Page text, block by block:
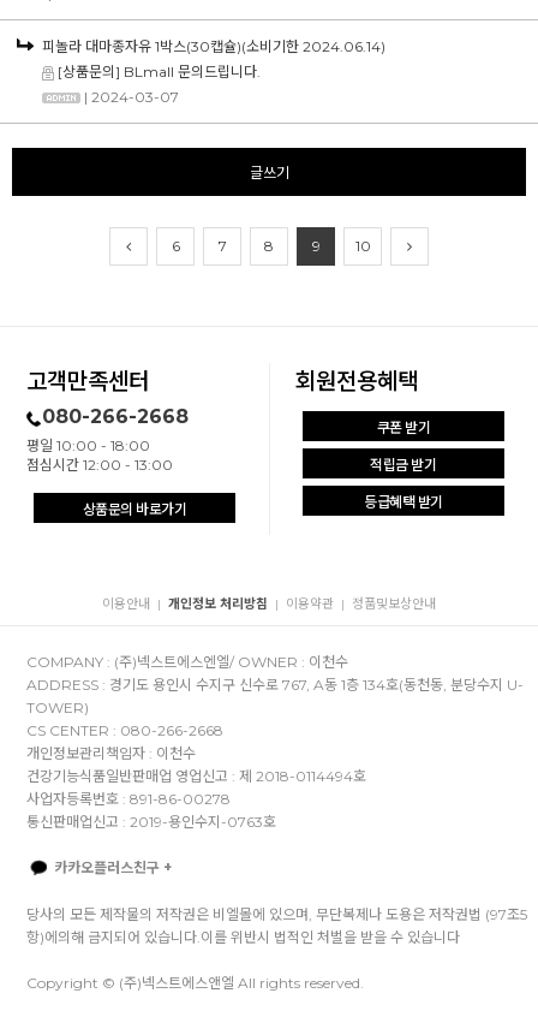
피놀라 대마종자유 1박스(30캡슐)(소비기한 2024.06.14)
[상품문의] BLmall 문의드립니다.
| 2024-03-07
글쓰기
6 7 8 9 10
고객만족센터
080-266-2668
평일 10:00 - 18:00
점심시간 12:00 - 13:00
상품문의 바로가기
회원전용혜택
쿠폰 받기
적립금 받기
등급혜택 받기
이용안내 | 개인정보 처리방침 | 이용약관 | 정품및보상안내
COMPANY : (주)넥스트에스엔엘/ OWNER : 이천수
ADDRESS : 경기도 용인시 수지구 신수로 767, A동 1층 134호(동천동, 분당수지 U-
TOWER)
CS CENTER : 080-266-2668
개인정보관리책임자 : 이천수
건강기능식품일반판매업 영업신고 : 제 2018-0114494호
사업자등록번호 : 891-86-00278
통신판매업신고 : 2019-용인수지-0763호
카카오플러스친구 +
당사의 모든 제작물의 저작권은 비엘몰에 있으며, 무단복제나 도용은 저작권법 (97조5
항)에의해 금지되어 있습니다.이를 위반시 법적인 처벌을 받을 수 있습니다
Copyright © (주)넥스트에스앤엘 All rights reserved.